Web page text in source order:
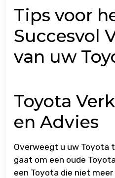
Tips voor
Succesvol
van uw
Toyota
en Advies
Overweegt u uw Toyota
gaat om een oude
een Toyota die niet